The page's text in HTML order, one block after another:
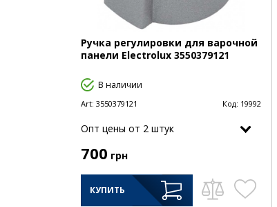
Ручка регулировки для варочной
панели Electrolux 3550379121
В наличии
Art: 3550379121 Код: 19992
Опт цены от 2 штук
700 грн
КУПИТЬ